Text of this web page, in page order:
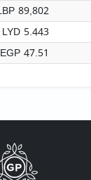
89,802
LYD 5.443
EGP 47.51